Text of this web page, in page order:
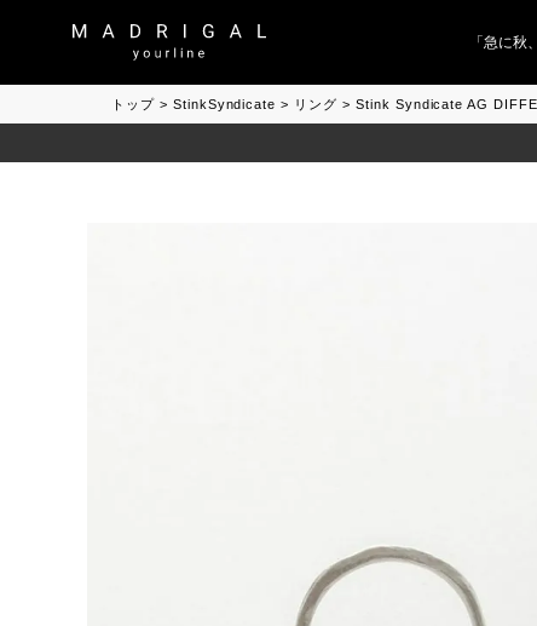
「急に秋、着
トップ StinkSyndicate リング Stink Syndicate AG